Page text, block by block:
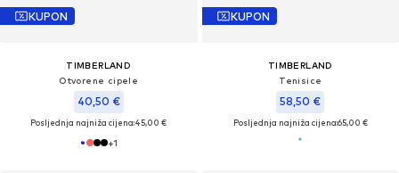
KUPON
TIMBERLAND
Otvorene cipele
40,50 €
Posljednja najniža cijena:45,00 €
+1
KUPON
TIMBERLAND
Tenisice
58,50 €
Posljednja najniža cijena:65,00 €